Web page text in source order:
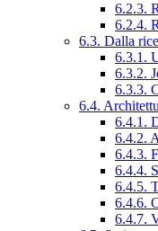
6.2.3.
6.2.4.
6.3. Dalla
6.3.1.
6.3.2.
6.3.3.
6.4.
6.4.1.
6.4.2.
6.4.3.
6.4.4.
6.4.5.
6.4.6.
6.4.7.